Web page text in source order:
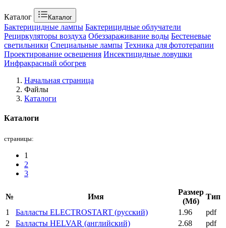
Каталог Каталог
Бактерицидные лампы Бактерицидные облучатели
Рециркуляторы воздуха Обеззараживание воды Бестеневые
светильники Специальные лампы Техника для фототерапии
Проектирование освещения Инсектицидные ловушки
Инфракрасный обогрев
Начальная страница
Файлы
Каталоги
Каталоги
страницы:
1
2
3
№ Имя
Размер
(Мб)
Тип
1
Балласты ELECTROSTART (русский) 1.96
pdf
2
Балласты HELVAR (английский) 2.68
pdf